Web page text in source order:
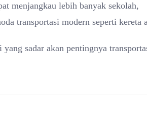
menjangkau lebih banyak sekolah,
transportasi modern seperti kereta
sadar akan pentingnya